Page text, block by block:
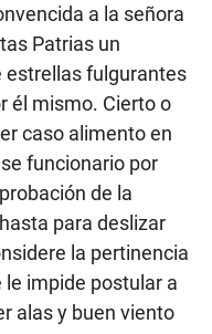
a la señora
Patrias un
estrellas fulgurantes
él mismo. Cierto o
caso alimento en
funcionario por
de la
para deslizar
la pertinencia
impide postular a
alas y buen viento